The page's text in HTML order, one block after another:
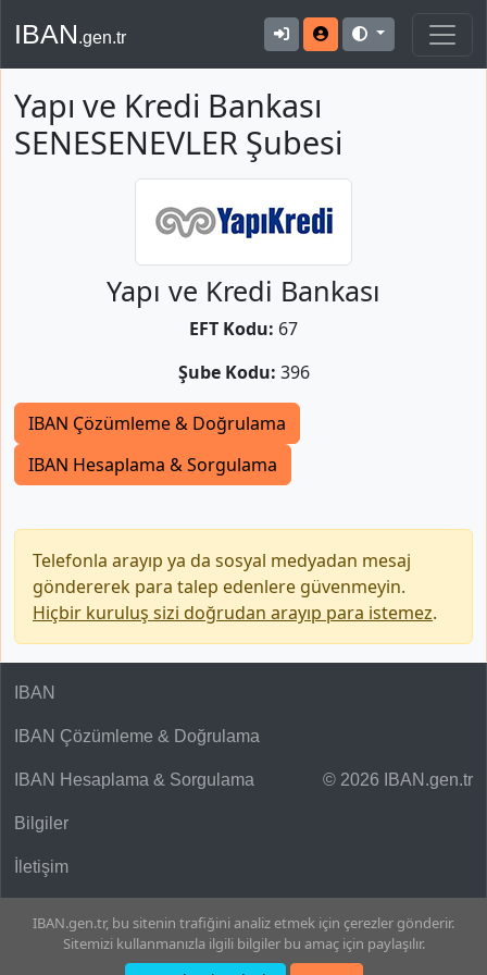
IBAN.gen.tr
Yapı ve Kredi Bankası
SENESENEVLER Şubesi
Yapı ve Kredi Bankası
EFT Kodu: 67
Şube Kodu: 396
IBAN Çözümleme & Doğrulama
IBAN Hesaplama & Sorgulama
Telefonla arayıp ya da sosyal medyadan mesaj
göndererek para talep edenlere güvenmeyin.
Hiçbir kuruluş sizi doğrudan arayıp para istemez.
© 2026 IBAN.gen.tr
IBAN
IBAN Çözümleme & Doğrulama
IBAN Hesaplama & Sorgulama
Bilgiler
İletişim
IBAN.gen.tr, bu sitenin trafiğini analiz etmek için çerezler gönderir.
Sitemizi kullanmanızla ilgili bilgiler bu amaç için paylaşılır.